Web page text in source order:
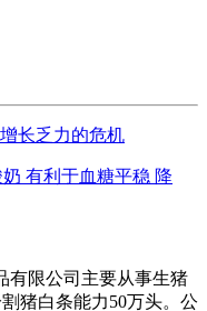
长乏力的危机
有利于血糖平稳 降
有限公司主要从事生猪
猪白条能力50万头。公